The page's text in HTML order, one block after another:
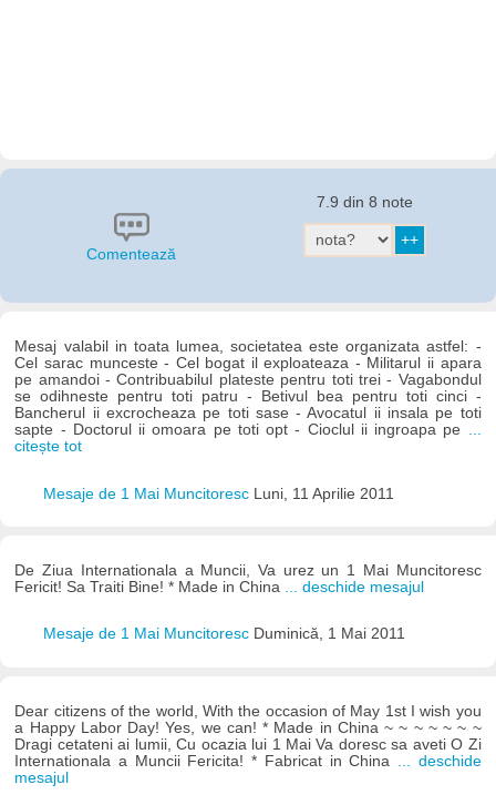
Comentează
7.9 din 8 note
Mesaj valabil in toata lumea, societatea este organizata astfel: -
Cel sarac munceste - Cel bogat il exploateaza - Militarul ii apara
pe amandoi - Contribuabilul plateste pentru toti trei - Vagabondul
se odihneste pentru toti patru - Betivul bea pentru toti cinci -
Bancherul ii excrocheaza pe toti sase - Avocatul ii insala pe toti
sapte - Doctorul ii omoara pe toti opt - Cioclul ii ingroapa pe ...
citește tot
Mesaje de 1 Mai Muncitoresc Luni, 11 Aprilie 2011
De Ziua Internationala a Muncii, Va urez un 1 Mai Muncitoresc
Fericit! Sa Traiti Bine! * Made in China ... deschide mesajul
Mesaje de 1 Mai Muncitoresc Duminică, 1 Mai 2011
Dear citizens of the world, With the occasion of May 1st I wish you
a Happy Labor Day! Yes, we can! * Made in China ~ ~ ~ ~ ~ ~ ~
Dragi cetateni ai lumii, Cu ocazia lui 1 Mai Va doresc sa aveti O Zi
Internationala a Muncii Fericita! * Fabricat in China
... deschide
mesajul